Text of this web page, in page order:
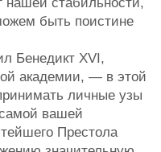
быть поистине
Бенедикт XVI,
академии, — в этой
личные узы
вашей
Престола